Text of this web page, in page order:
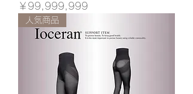
価格
￥99,999,999
人気商品